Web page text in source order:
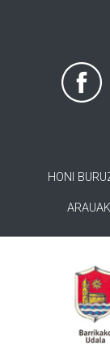
HONI
ARAUAK